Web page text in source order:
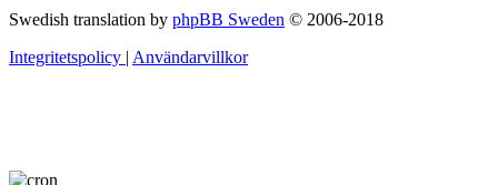
Swedish translation by phpBB Sweden © 2006-2018
Integritetspolicy | Användarvillkor